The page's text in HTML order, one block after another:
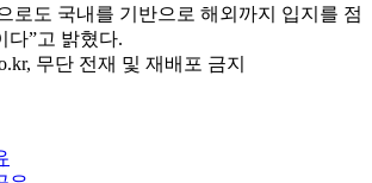
로도 국내를 기반으로 해외까지 입지를 점
다”고 밝혔다.
무단 전재 및 재배포 금지